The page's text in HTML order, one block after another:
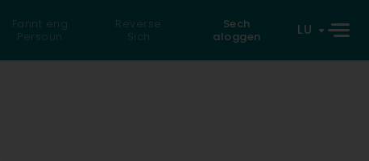
Fannt eng
Persoun
Reverse
Sich
Sech
aloggen
LU